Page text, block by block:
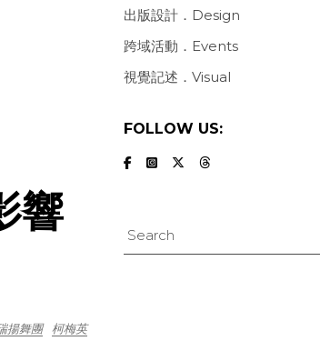
響
揚舞團
柯梅英
出版設計．Design
跨域活動．Events
視覺記述．Visual
FOLLOW US:
Search